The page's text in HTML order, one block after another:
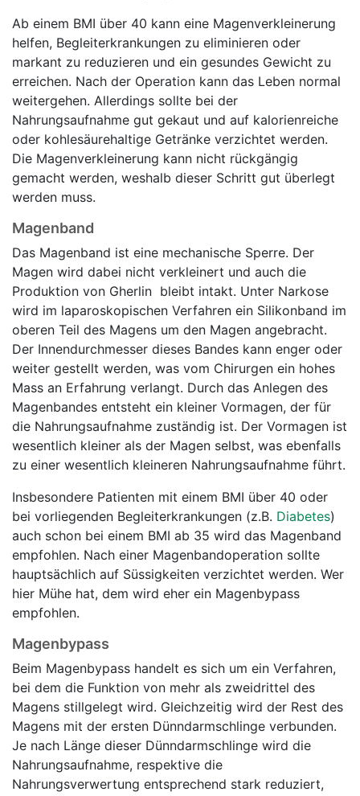
Ab einem BMI über 40 kann eine Magenverkleinerung
helfen, Begleiterkrankungen zu eliminieren oder
markant zu reduzieren und ein gesundes Gewicht zu
erreichen. Nach der Operation kann das Leben normal
weitergehen. Allerdings sollte bei der
Nahrungsaufnahme gut gekaut und auf kalorienreiche
oder kohlesäurehaltige Getränke verzichtet werden.
Die Magenverkleinerung kann nicht rückgängig
gemacht werden, weshalb dieser Schritt gut überlegt
werden muss.
Magenband
Das Magenband ist eine mechanische Sperre. Der
Magen wird dabei nicht verkleinert und auch die
Produktion von Gherlin bleibt intakt. Unter Narkose
wird im laparoskopischen Verfahren ein Silikonband im
oberen Teil des Magens um den Magen angebracht.
Der Innendurchmesser dieses Bandes kann enger oder
weiter gestellt werden, was vom Chirurgen ein hohes
Mass an Erfahrung verlangt. Durch das Anlegen des
Magenbandes entsteht ein kleiner Vormagen, der für
die Nahrungsaufnahme zuständig ist. Der Vormagen ist
wesentlich kleiner als der Magen selbst, was ebenfalls
zu einer wesentlich kleineren Nahrungsaufnahme führt.
Insbesondere Patienten mit einem BMI über 40 oder
bei vorliegenden Begleiterkrankungen (z.B. Diabetes)
auch schon bei einem BMI ab 35 wird das Magenband
empfohlen. Nach einer Magenbandoperation sollte
hauptsächlich auf Süssigkeiten verzichtet werden. Wer
hier Mühe hat, dem wird eher ein Magenbypass
empfohlen.
Magenbypass
Beim Magenbypass handelt es sich um ein Verfahren,
bei dem die Funktion von mehr als zweidrittel des
Magens stillgelegt wird. Gleichzeitig wird der Rest des
Magens mit der ersten Dünndarmschlinge verbunden.
Je nach Länge dieser Dünndarmschlinge wird die
Nahrungsaufnahme, respektive die
Nahrungsverwertung entsprechend stark reduziert,